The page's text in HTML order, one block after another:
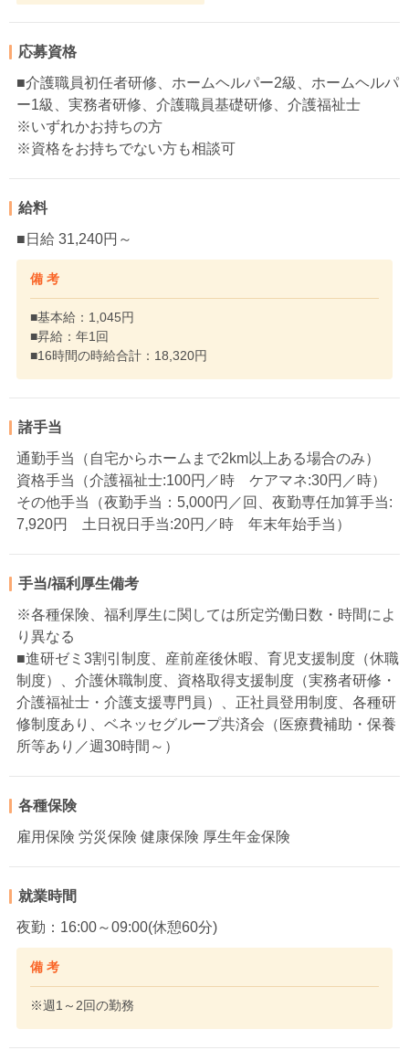
応募資格
■介護職員初任者研修、ホームヘルパー2級、ホームヘルパ
ー1級、実務者研修、介護職員基礎研修、介護福祉士
※いずれかお持ちの方
※資格をお持ちでない方も相談可
給料
■日給 31,240円～
備 考
■基本給：1,045円
■昇給：年1回
■16時間の時給合計：18,320円
諸手当
通勤手当（自宅からホームまで2km以上ある場合のみ）
資格手当（介護福祉士:100円／時 ケアマネ:30円／時）
その他手当（夜勤手当：5,000円／回、夜勤専任加算手当:
7,920円 土日祝日手当:20円／時 年末年始手当）
手当/福利厚生備考
※各種保険、福利厚生に関しては所定労働日数・時間によ
り異なる
■進研ゼミ3割引制度、産前産後休暇、育児支援制度（休職
制度）、介護休職制度、資格取得支援制度（実務者研修・
介護福祉士・介護支援専門員）、正社員登用制度、各種研
修制度あり、ベネッセグループ共済会（医療費補助・保養
所等あり／週30時間～）
各種保険
雇用保険 労災保険 健康保険 厚生年金保険
就業時間
夜勤：16:00～09:00(休憩60分)
備 考
※週1～2回の勤務